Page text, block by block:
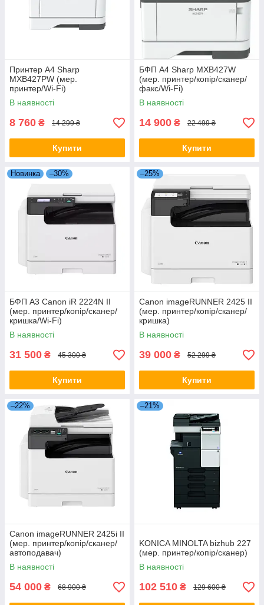
Принтер А4 Sharp
MXB427PW (мер.
принтер/Wi-Fi)
В наявності
8 760 ₴ 14 299 ₴
Купити
БФП А4 Sharp MXB427W
(мер. принтер/копір/сканер/
факс/Wi-Fi)
В наявності
14 900 ₴ 22 499 ₴
Купити
Новинка –30%
БФП A3 Canon iR 2224N II
(мер. принтер/копір/сканер/
кришка/Wi-Fi)
В наявності
31 500 ₴ 45 300 ₴
Купити
–25%
Canon imageRUNNER 2425 II
(мер. принтер/копір/сканер/
кришка)
В наявності
39 000 ₴ 52 299 ₴
Купити
–22%
Canon imageRUNNER 2425i II
(мер. принтер/копір/сканер/
автоподавач)
В наявності
54 000 ₴ 68 900 ₴
–21%
KONICA MINOLTA bizhub 227
(мер. принтер/копір/сканер)
В наявності
102 510 ₴ 129 600 ₴